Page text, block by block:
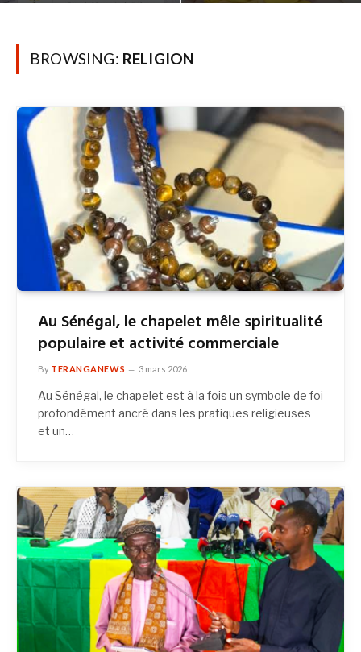
BROWSING: RELIGION
Au Sénégal, le chapelet mêle spiritualité
populaire et activité commerciale
By TERANGANEWS 3 mars 2026
Au Sénégal, le chapelet est à la fois un symbole de foi
profondément ancré dans les pratiques religieuses
et un…